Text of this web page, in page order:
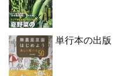
単行本の出版